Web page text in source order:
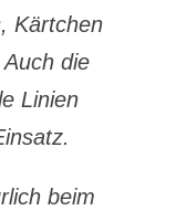
Kärtchen
die
Linien
beim